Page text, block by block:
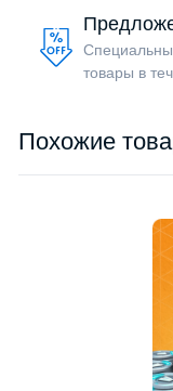
товары в
Похожие